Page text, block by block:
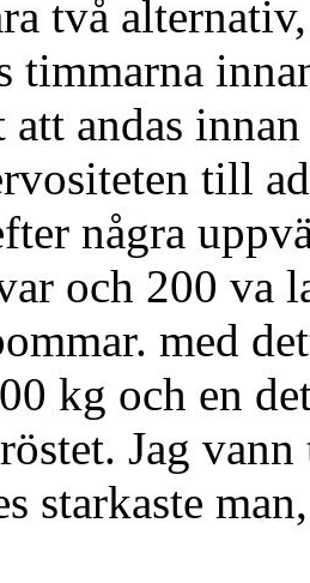
två
timmarna
att andas
till
några
och 200 va
med
kg och en
Jag
starkaste